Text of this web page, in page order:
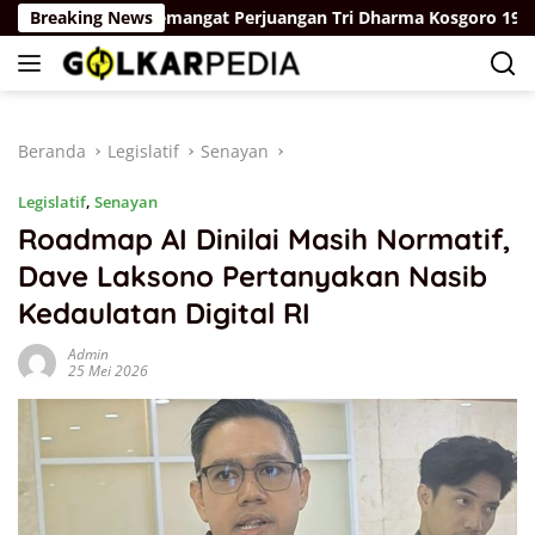
Langsung
ke
konten
Breaking News
Dengan Semangat Perjuangan Tri Dharma Kosgoro 1957
Beranda Legislatif Senayan
Legislatif, Senayan
Roadmap AI Dinilai Masih Normatif,
Dave Laksono Pertanyakan Nasib
Kedaulatan Digital RI
Admin
25 Mei 2026